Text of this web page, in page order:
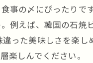
事の〆にぴったりで
例えば、韓国の石焼
った美味しさを楽し
楽しんでください。